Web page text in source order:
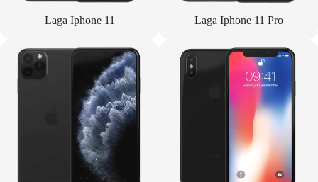
Laga Iphone 11 Laga Iphone 11 Pro